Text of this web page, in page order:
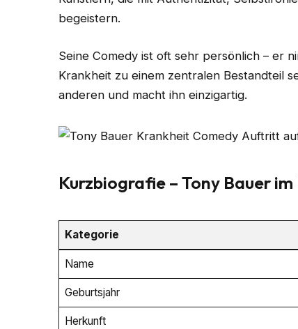
begeistern.
Seine Comedy ist oft sehr persönlich – er
Krankheit zu einem zentralen Bestandteil
anderen und macht ihn einzigartig.
Kurzbiografie – Tony Bauer
Kategorie
Name
Geburtsjahr
Herkunft